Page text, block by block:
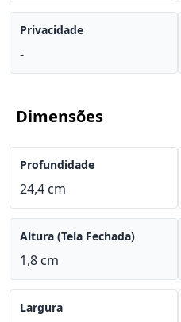
Privacidade
-
Dimensões
Profundidade
24,4 cm
Altura (Tela Fechada)
1,8 cm
Largura